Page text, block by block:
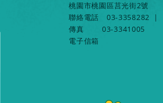
桃園市桃園區莒光街2號
聯絡電話
03-3358282
|
傳真
03-3341005
電子信箱